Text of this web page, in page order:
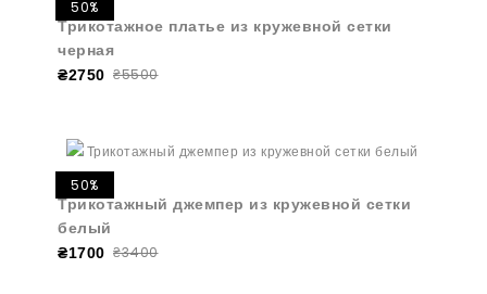
50%
Трикотажное платье из кружевной сетки
черная
₴2750 ₴5500
50%
Трикотажный джемпер из кружевной сетки
белый
₴1700 ₴3400